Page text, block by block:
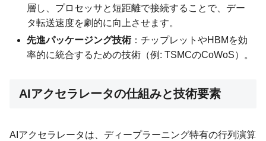
層し、プロセッサと短距離で接続することで、デー
タ転送速度を劇的に向上させます。
先進パッケージング技術 ：チップレットやHBMを効
率的に統合するための技術（例: TSMCのCoWoS）。
AIアクセラレータの仕組みと技術要素
AIアクセラレータは、ディープラーニング特有の行列演算